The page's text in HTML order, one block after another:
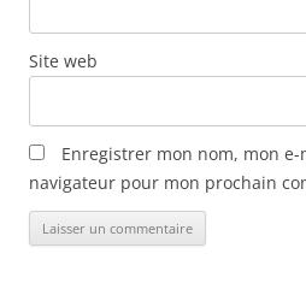
Site web
Enregistrer mon nom, mon
navigateur pour mon prochain